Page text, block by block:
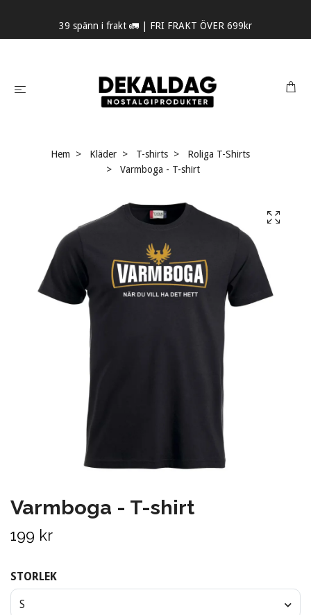
39 spänn i frakt 🚛 | FRI FRAKT ÖVER 699kr
Hem Kläder T-shirts
Roliga T-Shirts
Varmboga - T-shirt
Varmboga - T-shirt
199 kr
STORLEK
S